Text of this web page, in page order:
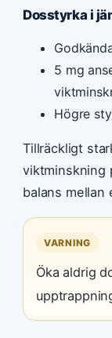
Dosstyrka i
5 mg
Högre
Tillräckligt
viktminskning
balans
VARNING
Öka aldrig